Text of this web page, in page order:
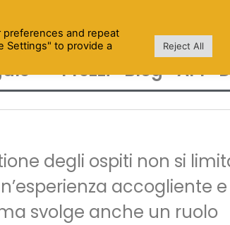
Prezzi Blog API
degli ospiti non si
accogliente e
svolge anche un ruolo
and repeat
Settings" to provide a
Reject All